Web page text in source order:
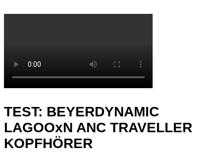
TEST: BEYERDYNAMIC
LAGOOxN ANC TRAVELLER
KOPFHÖRER